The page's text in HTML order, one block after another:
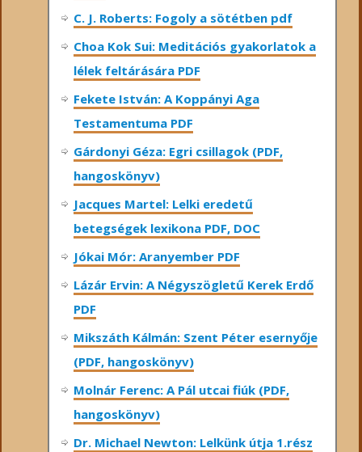
C. J. Roberts: Fogoly a sötétben pdf
Choa Kok Sui: Meditációs gyakorlatok a
lélek feltárására PDF
Fekete István: A Koppányi Aga
Testamentuma PDF
Gárdonyi Géza: Egri csillagok (PDF,
hangoskönyv)
Jacques Martel: Lelki eredetű
betegségek lexikona PDF, DOC
Jókai Mór: Aranyember PDF
Lázár Ervin: A Négyszögletű Kerek Erdő
PDF
Mikszáth Kálmán: Szent Péter esernyője
(PDF, hangoskönyv)
Molnár Ferenc: A Pál utcai fiúk (PDF,
hangoskönyv)
Dr. Michael Newton: Lelkünk útja 1.rész